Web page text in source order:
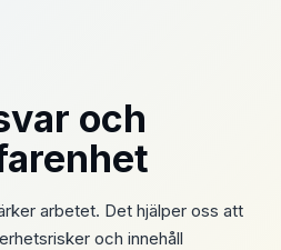
och
arbetet. Det hjälper oss att
och innehåll